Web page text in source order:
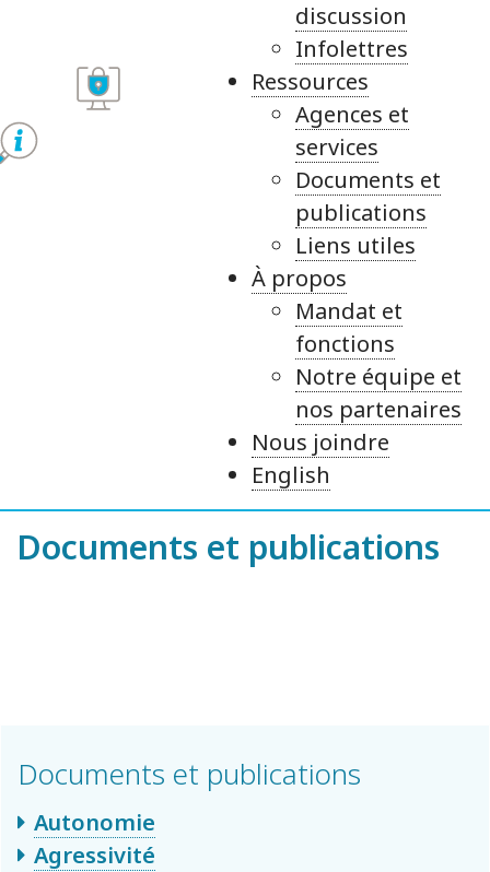
discussion
Infolettres
Ressources
Agences et
services
Documents et
publications
Liens utiles
À propos
Mandat et
fonctions
Notre équipe et
nos partenaires
Nous joindre
English
Documents et publications
Documents et publications
Autonomie
Agressivité